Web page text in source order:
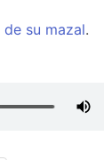
de su mazal.